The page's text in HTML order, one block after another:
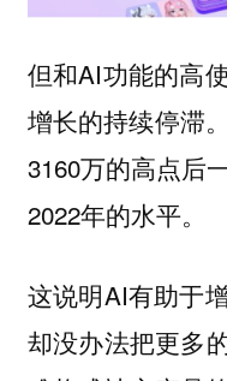
但和AI功能的高
增长的持续停滞
3160万的高点后
2022年的水平。
这说明AI有助于
却没办法把更多